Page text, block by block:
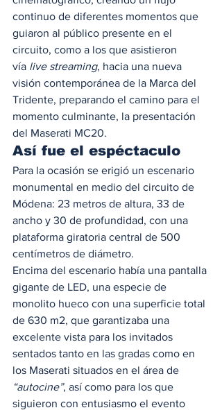
continuo de diferentes momentos que
guiaron al público presente en el
circuito, como a los que asistieron
vía live streaming, hacia una nueva
visión contemporánea de la Marca del
Tridente, preparando el camino para el
momento culminante, la presentación
del Maserati MC20.
Así fue el espéctaculo
Para la ocasión se erigió un escenario
monumental en medio del circuito de
Módena: 23 metros de altura, 33 de
ancho y 30 de profundidad, con una
plataforma giratoria central de 500
centímetros de diámetro.
Encima del escenario había una pantalla
gigante de LED, una especie de
monolito hueco con una superficie total
de 630 m2, que garantizaba una
excelente vista para los invitados
sentados tanto en las gradas como en
los Maserati situados en el área de
“autocine”, así como para los que
siguieron con entusiasmo el evento